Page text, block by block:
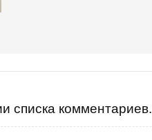
списка комментариев.